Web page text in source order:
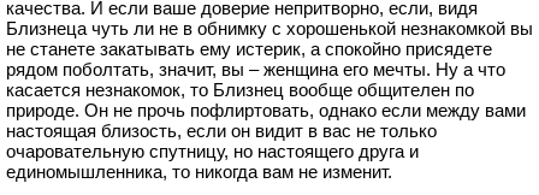
качества. И если ваше доверие непритворно, если, видя
Близнеца чуть ли не в обнимку с хорошенькой незнакомкой вы
не станете закатывать ему истерик, а спокойно присядете
рядом поболтать, значит, вы – женщина его мечты. Ну а что
касается незнакомок, то Близнец вообще общителен по
природе. Он не прочь пофлиртовать, однако если между вами
настоящая близость, если он видит в вас не только
очаровательную спутницу, но настоящего друга и
единомышленника, то никогда вам не изменит.